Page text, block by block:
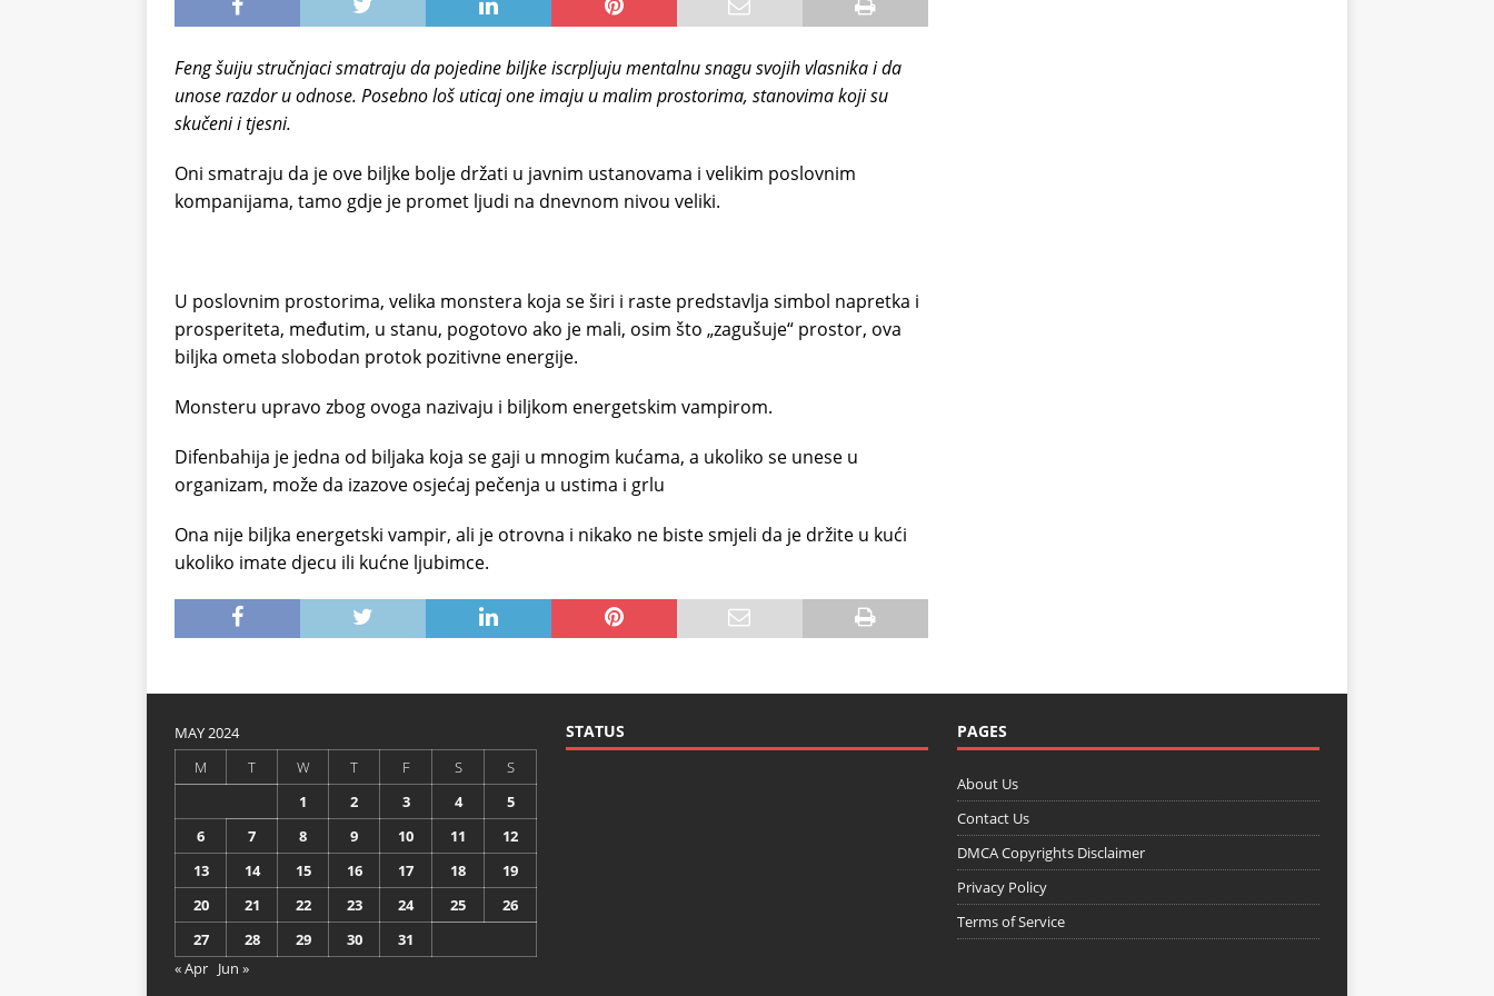
Feng šuiju stručnjaci smatraju da pojedine biljke iscrpljuju mentalnu snagu svojih vlasnika i da
unose razdor u odnose. Posebno loš uticaj one imaju u malim prostorima, stanovima koji su
skučeni i tjesni.
Oni smatraju da je ove biljke bolje držati u javnim ustanovama i velikim poslovnim
kompanijama, tamo gdje je promet ljudi na dnevnom nivou veliki.
U poslovnim prostorima, velika monstera koja se širi i raste predstavlja simbol napretka i
prosperiteta, međutim, u stanu, pogotovo ako je mali, osim što „zagušuje“ prostor, ova
biljka ometa slobodan protok pozitivne energije.
Monsteru upravo zbog ovoga nazivaju i biljkom energetskim vampirom.
Difenbahija je jedna od biljaka koja se gaji u mnogim kućama, a ukoliko se unese u
organizam, može da izazove osjećaj pečenja u ustima i grlu
Ona nije biljka energetski vampir, ali je otrovna i nikako ne biste smjeli da je držite u kući
ukoliko imate djecu ili kućne ljubimce.
MAY 2024
M
T W T F S
S
1
2 3 4
5
6
7 8 9 10 11
12
13
14 15 16 17 18
19
20
21 22 23 24 25
26
27
28 29 30
31
« Apr Jun »
STATUS PAGES
About Us
Contact Us
DMCA Copyrights Disclaimer
Privacy Policy
Terms of Service